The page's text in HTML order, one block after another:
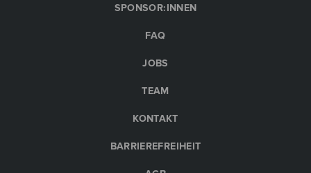
SPONSOR:INNEN
FAQ
JOBS
TEAM
KONTAKT
BARRIEREFREIHEIT